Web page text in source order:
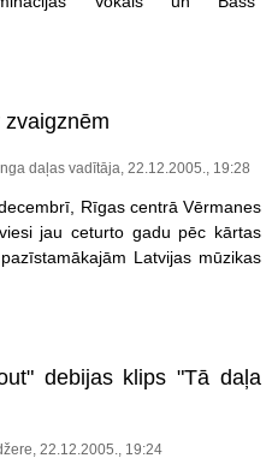
daļas vadītāja, 22.12.2005., 19:28
Rīgas centrā Vērmanes
jau ceturto gadu pēc kārtas
Latvijas mūzikas
debijas klips "Tā daļa
22.12.2005., 19:24